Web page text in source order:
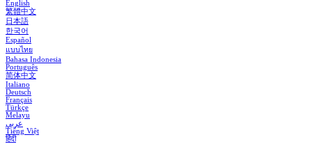
English
繁體中文
日本語
한국어
Español
แบบไทย
Bahasa Indonesia
Português
简体中文
Italiano
Deutsch
Français
Türkçe
Melayu
عربي
Tiếng Việt
हिंदी